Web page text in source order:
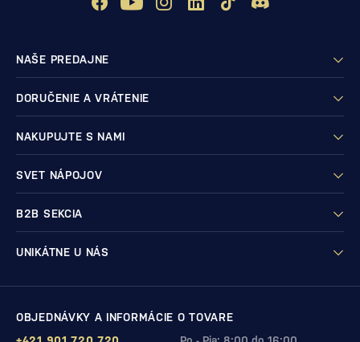
NAŠE PREDAJNE
DORUČENIE A VRÁTENIE
NAKUPUJTE S NAMI
SVET NÁPOJOV
B2B SEKCIA
UNIKÁTNE U NÁS
OBJEDNÁVKY A INFORMÁCIE O TOVARE